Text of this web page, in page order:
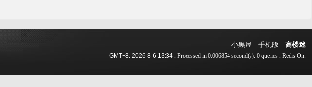
小黑屋 手机版 高楼迷
GMT+8, 2026-8-6 13:34, Processed in 0.006854 second(s), 0 queries , Redis On.